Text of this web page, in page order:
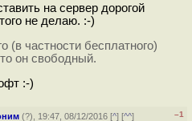
на сервер дорогой
не делаю. :-)
(в частности бесплатного)
он свободный.
:-)
(?), 19:47, 08/12/2016 [^] [^^]
–1